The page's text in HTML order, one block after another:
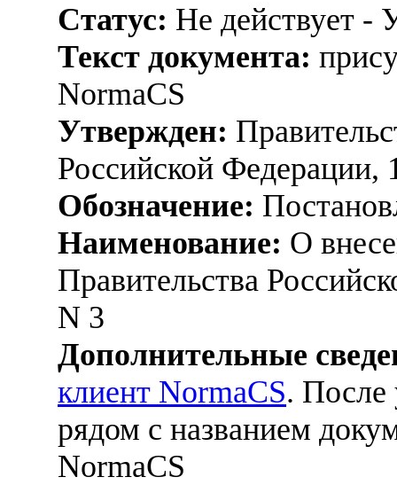
Статус: Не действует -
Текст документа:
NormaCS
Утвержден:
Российской Федерации,
Обозначение:
Наименование: О
Правительства
N 3
Дополнительные
клиент NormaCS. После
рядом с названием
NormaCS